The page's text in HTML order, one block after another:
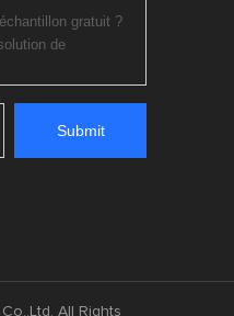
All Rights